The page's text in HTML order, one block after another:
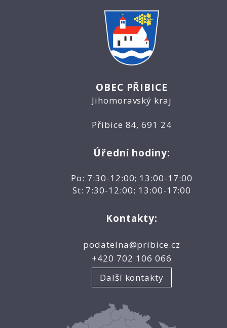
OBEC PŘIBICE
Jihomoravský kraj
Přibice 84, 691 24
Úřední hodiny:
Po: 7:30-12:00; 13:00-17:00
St: 7:30-12:00; 13:00-17:00
Kontakty:
podatelna@pribice.cz
+420 702 106 066
Další kontakty